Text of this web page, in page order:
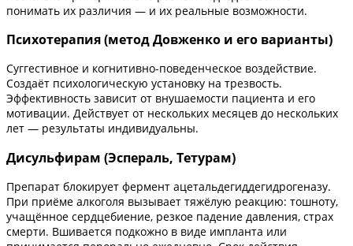
понимать их различия — и их реальные возможности.
Психотерапия (метод Довженко и его варианты)
Суггестивное и когнитивно-поведенческое воздействие.
Создаёт психологическую установку на трезвость.
Эффективность зависит от внушаемости пациента и его
мотивации. Действует от нескольких месяцев до нескольких
лет — результаты индивидуальны.
Дисульфирам (Эспераль, Тетурам)
Препарат блокирует фермент ацетальдегиддегидрогеназу.
При приёме алкоголя вызывает тяжёлую реакцию: тошноту,
учащённое сердцебиение, резкое падение давления, страх
смерти. Вшивается подкожно в виде импланта или